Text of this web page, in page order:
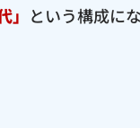
という構成に